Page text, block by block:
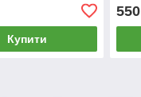
Купити
550